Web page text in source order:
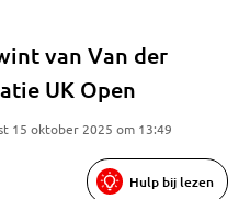
van Van der
UK Open
15 oktober 2025 om 13:49
Hulp bij lezen